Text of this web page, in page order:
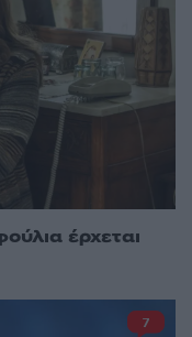
έρχεται
7